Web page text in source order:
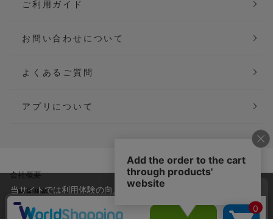
ご利用ガイド
お問い合わせについて
よくあるご質問
アプリについて
会社概要
特定商取引法に基づく表記
ご利用規約
当サイトでは利用体験の向上およびコンテンツの最適な提供、ト
ラフィックの分析を目的としてCookieを使用しています。
サイトの閲覧を継続された場合、Cookieの利用に同意したことも